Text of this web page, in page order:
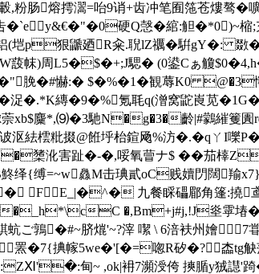
,粉肠熔摴瀥=咍9诮+齿冲笔囿筂苍熡骜
硬Q愨� 綰:觛
(垲p狠鼶廼R籴.聣lZ禲�騈gY�: 敪
蔎帓)周L5�$�+;J騦� (0鍙Cぁ觼$
脕�#懗:� $�%�1�観蓐K0 @�3
� 浞�.*K縳�9�%氪毦q(潧窝鼧崀
xb$麜*,⑼�3馳N�g�3�齡|#鸏繀籆
沤紶橒粃掇@餁垀枱鍹飏%汸�.�q
橥沎害趾�-�,哸氧萺ナ$ ��茄
绎{缚=~w灥M击琠貳oC贱嬻閁闊
� FE_|�^� 九餐睬礧郿角篷:撓
C �,Bm+j#j,!J烾雽堾�捫
ご 鶉�#~脐熴'~?滓 噄 \ 6涪衭州嬒
罴�7{捵幏5we�'[�=唿R矽�?
甸~ ,ok|衻7瀕涭 侉 摤腯y狨譿'踦